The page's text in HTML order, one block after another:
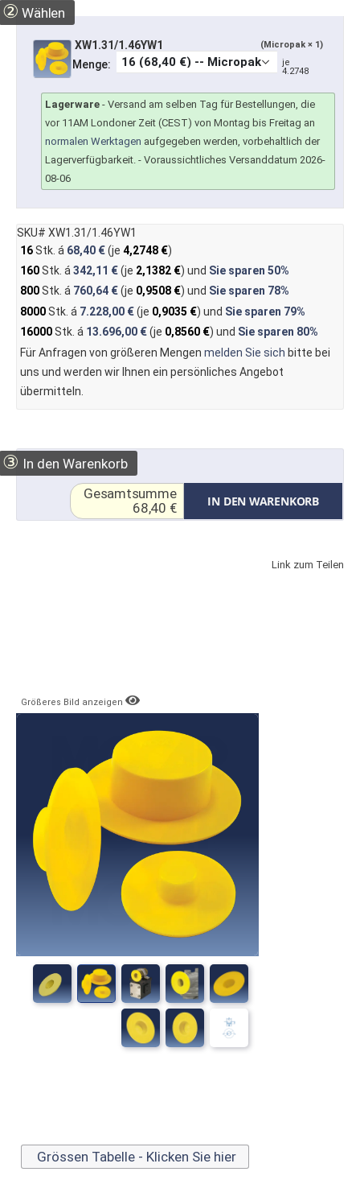
② Wählen
XW1.31/1.46YW1 (Micropak × 1)
Menge:
je
4.2748
Lagerware - Versand am selben Tag für Bestellungen, die
vor 11AM Londoner Zeit (CEST) von Montag bis Freitag an
normalen Werktagen aufgegeben werden, vorbehaltlich der
Lagerverfügbarkeit. - Voraussichtliches Versanddatum 2026-
08-06
SKU# XW1.31/1.46YW1
16Stk. á 68,40 €(je 4,2748 €)
160Stk. á 342,11 €(je 2,1382 €) und Sie sparen 50%
800Stk. á 760,64 €(je 0,9508 €) und Sie sparen 78%
8000Stk. á 7.228,00 €(je 0,9035 €) und Sie sparen 79%
16000Stk. á 13.696,00 €(je 0,8560 €) und Sie sparen 80%
Für Anfragen von größeren Mengen melden Sie sich bitte bei
uns und werden wir Ihnen ein persönliches Angebot
übermitteln.
③ In den Warenkorb
IN DEN WARENKORB
Gesamtsumme
68,40 €
Link zum Teilen
Größeres Bild anzeigen
Grössen Tabelle - Klicken Sie hier